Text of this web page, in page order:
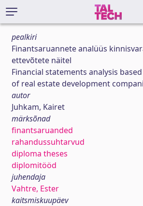
pealkiri
Finantsaruannete analüüs
ettevõtete näitel
Financial statements analysis
of real estate development
autor
Juhkam, Kairet
märksõnad
finantsaruanded
rahandussuhtarvud
diploma theses
diplomitööd
juhendaja
Vahtre, Ester
kaitsmiskuupäev